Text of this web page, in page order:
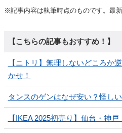
※記事内容は執筆時点のものです。最
【こちらの記事もおすすめ！】
【ニトリ】無理しないどころか
かせ！
タンスのゲンはなぜ安い？怪し
【IKEA 2025初売り】仙台・神